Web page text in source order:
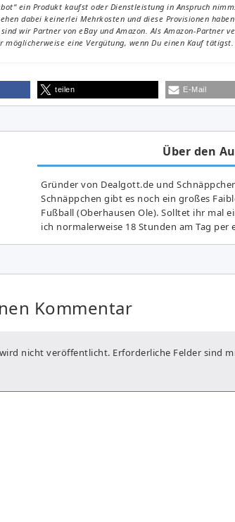
ein Produkt kaufst oder Dienstleistung in Anspruch
dabei keinerlei Mehrkosten und diese Provisionen
wir Partner von eBay und Amazon. Als Amazon-Partner
möglicherweise eine Vergütung, wenn Du einen Kauf tätigst.
teilen E-Mail
Über den
Gründer von Dealgott.de und
Schnäppchen gibt es noch ein großes
Fußball (Oberhausen Ole). Solltet ihr mal
ich normalerweise 18 Stunden am Tag per
Kommentar
nicht veröffentlicht. Erforderliche Felder sind